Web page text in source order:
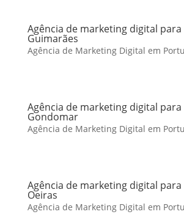
Agência de marketing digital para
Guimarães
Agência de Marketing Digital em
Agência de marketing digital para
Gondomar
Agência de Marketing Digital em
Agência de marketing digital para
Oeiras
Agência de Marketing Digital em